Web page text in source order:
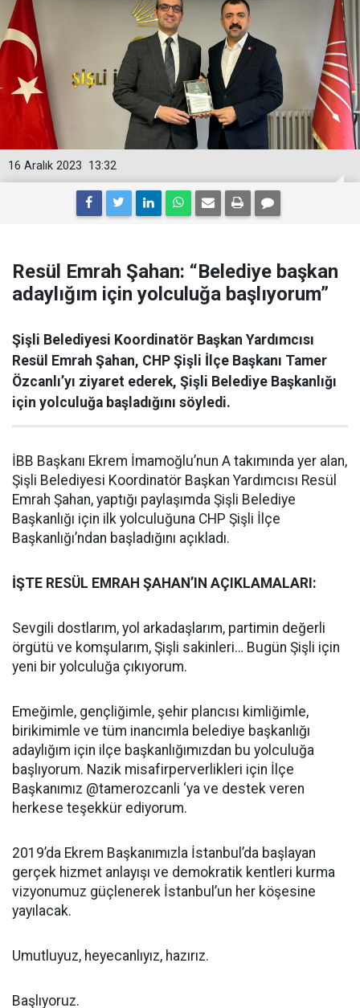
13:32
16 Aralık 2023
Resül Emrah Şahan: “Belediye başkan
adaylığım için yolculuğa başlıyorum”
Şişli Belediyesi Koordinatör Başkan Yardımcısı
Resül Emrah Şahan, CHP Şişli İlçe Başkanı Tamer
Özcanlı’yı ziyaret ederek, Şişli Belediye Başkanlığı
için yolculuğa başladığını söyledi.
İBB Başkanı Ekrem İmamoğlu’nun A takımında yer alan,
Şişli Belediyesi Koordinatör Başkan Yardımcısı Resül
Emrah Şahan, yaptığı paylaşımda Şişli Belediye
Başkanlığı için ilk yolculuğuna CHP Şişli İlçe
Başkanlığı’ndan başladığını açıkladı.
İŞTE RESÜL EMRAH ŞAHAN’IN AÇIKLAMALARI:
Sevgili dostlarım, yol arkadaşlarım, partimin değerli
örgütü ve komşularım, Şişli sakinleri… Bugün Şişli için
yeni bir yolculuğa çıkıyorum.
Emeğimle, gençliğimle, şehir plancısı kimliğimle,
birikimimle ve tüm inancımla belediye başkanlığı
adaylığım için ilçe başkanlığımızdan bu yolculuğa
başlıyorum. Nazik misafirperverlikleri için İlçe
Başkanımız @tamerozcanli ‘ya ve destek veren
herkese teşekkür ediyorum.
2019’da Ekrem Başkanımızla İstanbul’da başlayan
gerçek hizmet anlayışı ve demokratik kentleri kurma
vizyonumuz güçlenerek İstanbul’un her köşesine
yayılacak.
Umutluyuz, heyecanlıyız, hazırız.
Başlıyoruz.